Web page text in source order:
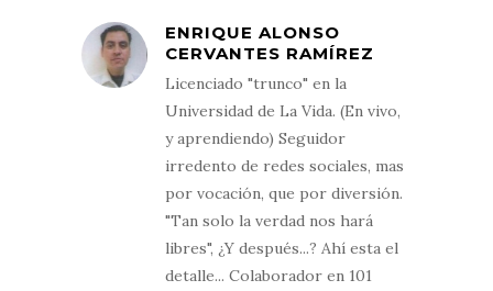
ENRIQUE ALONSO
CERVANTES RAMÍREZ
Licenciado "trunco" en la
Universidad de La Vida. (En vivo,
y aprendiendo) Seguidor
irredento de redes sociales, mas
por vocación, que por diversión.
"Tan solo la verdad nos hará
libres", ¿Y después...? Ahí esta el
detalle... Colaborador en 101